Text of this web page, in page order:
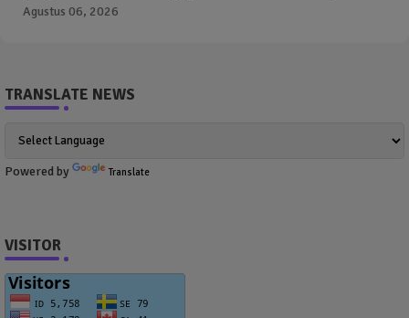
Agustus 06, 2026
TRANSLATE NEWS
Powered by Translate
VISITOR